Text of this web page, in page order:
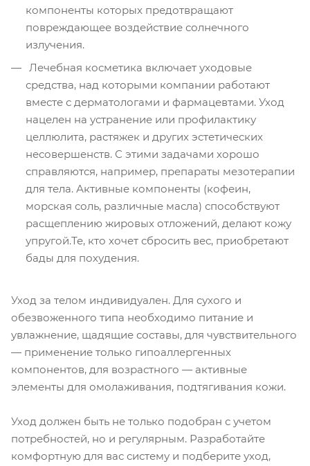
компоненты которых предотвращают
повреждающее воздействие солнечного
излучения.
Лечебная косметика включает уходовые
средства, над которыми компании работают
вместе с дерматологами и фармацевтами. Уход
нацелен на устранение или профилактику
целлюлита, растяжек и других эстетических
несовершенств. С этими задачами хорошо
справляются, например, препараты мезотерапии
для тела. Активные компоненты (кофеин,
морская соль, различные масла) способствуют
расщеплению жировых отложений, делают кожу
упругой.Те, кто хочет сбросить вес, приобретают
бады для похудения.
Уход за телом индивидуален. Для сухого и
обезвоженного типа необходимо питание и
увлажнение, щадящие составы, для чувствительного
— применение только гипоаллергенных
компонентов, для возрастного — активные
элементы для омолаживания, подтягивания кожи.
Уход должен быть не только подобран с учетом
потребностей, но и регулярным. Разработайте
комфортную для вас систему и подберите уход,